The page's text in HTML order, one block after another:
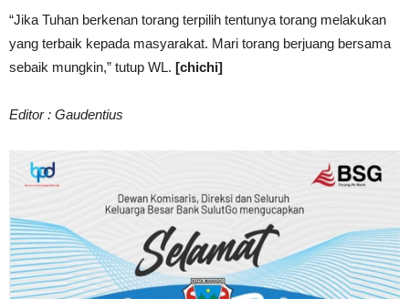
“Jika Tuhan berkenan torang terpilih tentunya torang melakukan
yang terbaik kepada masyarakat. Mari torang berjuang bersama
sebaik mungkin,” tutup WL. [chichi]
Editor : Gaudentius